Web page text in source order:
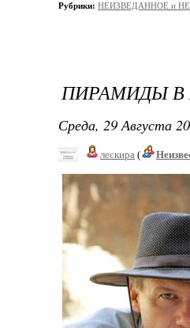
Рубрики: НЕИЗВЕДАННОЕ и
ПИРАМИДЫ
Среда, 29 Августа
лескира (